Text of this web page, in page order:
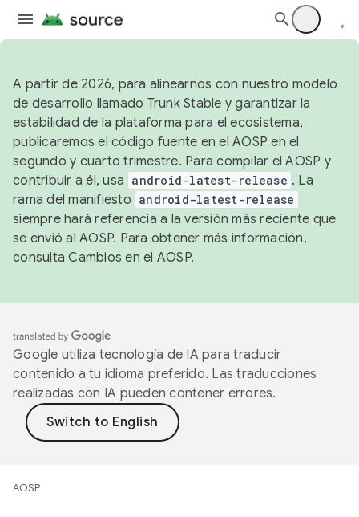
A partir de 2026, para alinearnos con nuestro modelo
de desarrollo llamado Trunk Stable y garantizar la
estabilidad de la plataforma para el ecosistema,
publicaremos el código fuente en el AOSP en el
segundo y cuarto trimestre. Para compilar el AOSP y
contribuir a él, usa android-latest-release . La
rama del manifiesto android-latest-release
siempre hará referencia a la versión más reciente que
se envió al AOSP. Para obtener más información,
consultaCambios en el AOSP.
Google utiliza tecnología de IA para traducir
contenido a tu idioma preferido. Las traducciones
realizadas con IA pueden contener errores.
AOSP